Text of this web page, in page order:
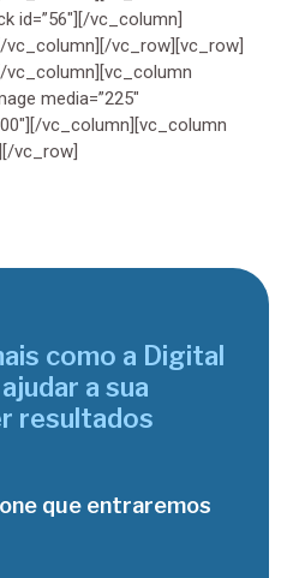
id=”56″][/vc_column]
vc_column][/vc_row][vc_row]
vc_column][vc_column
media=”225″
vc_column][vc_column
vc_row]
como a Digital
a sua
resultados
que entraremos